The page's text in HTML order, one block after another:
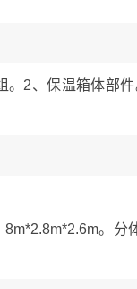
2、保温箱体部件
。分